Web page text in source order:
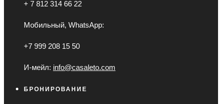
+ 7 812 314 66 22
Мобильный, WhatsApp:
+7 999 208 15 50
И-мейл: info@casaleto.com
БРОНИРОВАНИЕ